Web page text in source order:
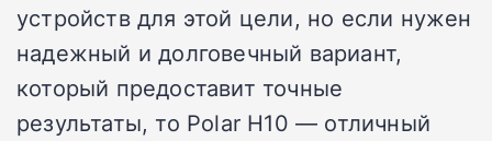
устройств для этой цели, но если нужен
надежный и долговечный вариант,
который предоставит точные
результаты, то Polar H10 — отличный